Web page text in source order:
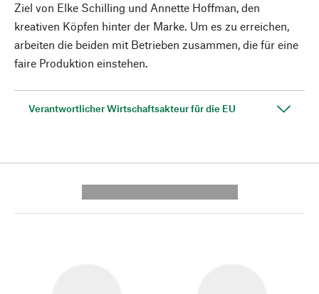
Ziel von Elke Schilling und Annette Hoffman, den
kreativen Köpfen hinter der Marke. Um es zu erreichen,
arbeiten die beiden mit Betrieben zusammen, die für eine
faire Produktion einstehen.
Verantwortlicher Wirtschaftsakteur für die EU